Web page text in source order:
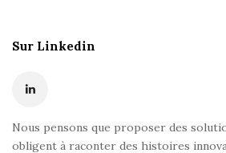
Sur Linkedin
Nous pensons que proposer des
obligent à raconter des histoires